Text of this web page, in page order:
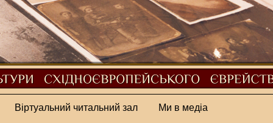
Віртуальний читальний зал Ми в медіа